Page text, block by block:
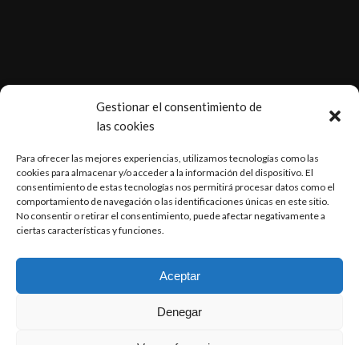
Gestionar el consentimiento de
las cookies
Para ofrecer las mejores experiencias, utilizamos tecnologías como las
cookies para almacenar y/o acceder a la información del dispositivo. El
consentimiento de estas tecnologías nos permitirá procesar datos como el
comportamiento de navegación o las identificaciones únicas en este sitio.
No consentir o retirar el consentimiento, puede afectar negativamente a
ciertas características y funciones.
Aceptar
Denegar
ÚLTIMAS NOTICIAS
Renovación ISO 9001
Horfasa ofrece soluciones a sus clientes